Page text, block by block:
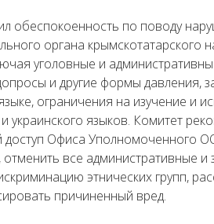
обеспокоенность по поводу
органа крымскотатарского
уголовные и
и другие формы давления,
ограничения на изучение и
украинского языков. Комитет
доступ Офиса Уполномоченного
все административные и
этнических групп,
причиненный вред.